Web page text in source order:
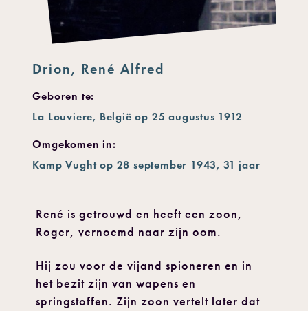
Drion, René Alfred
Geboren te:
La Louviere, België op 25 augustus 1912
Omgekomen in:
Kamp Vught op 28 september 1943, 31 jaar
René is getrouwd en heeft een zoon,
Roger, vernoemd naar zijn oom.
Hij zou voor de vijand spioneren en in
het bezit zijn van wapens en
springstoffen. Zijn zoon vertelt later dat